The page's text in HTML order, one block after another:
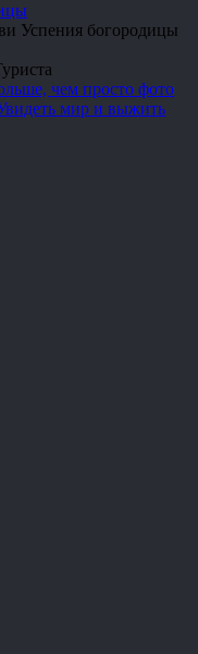
Успения богородицы
чем просто фото
мир и выжить